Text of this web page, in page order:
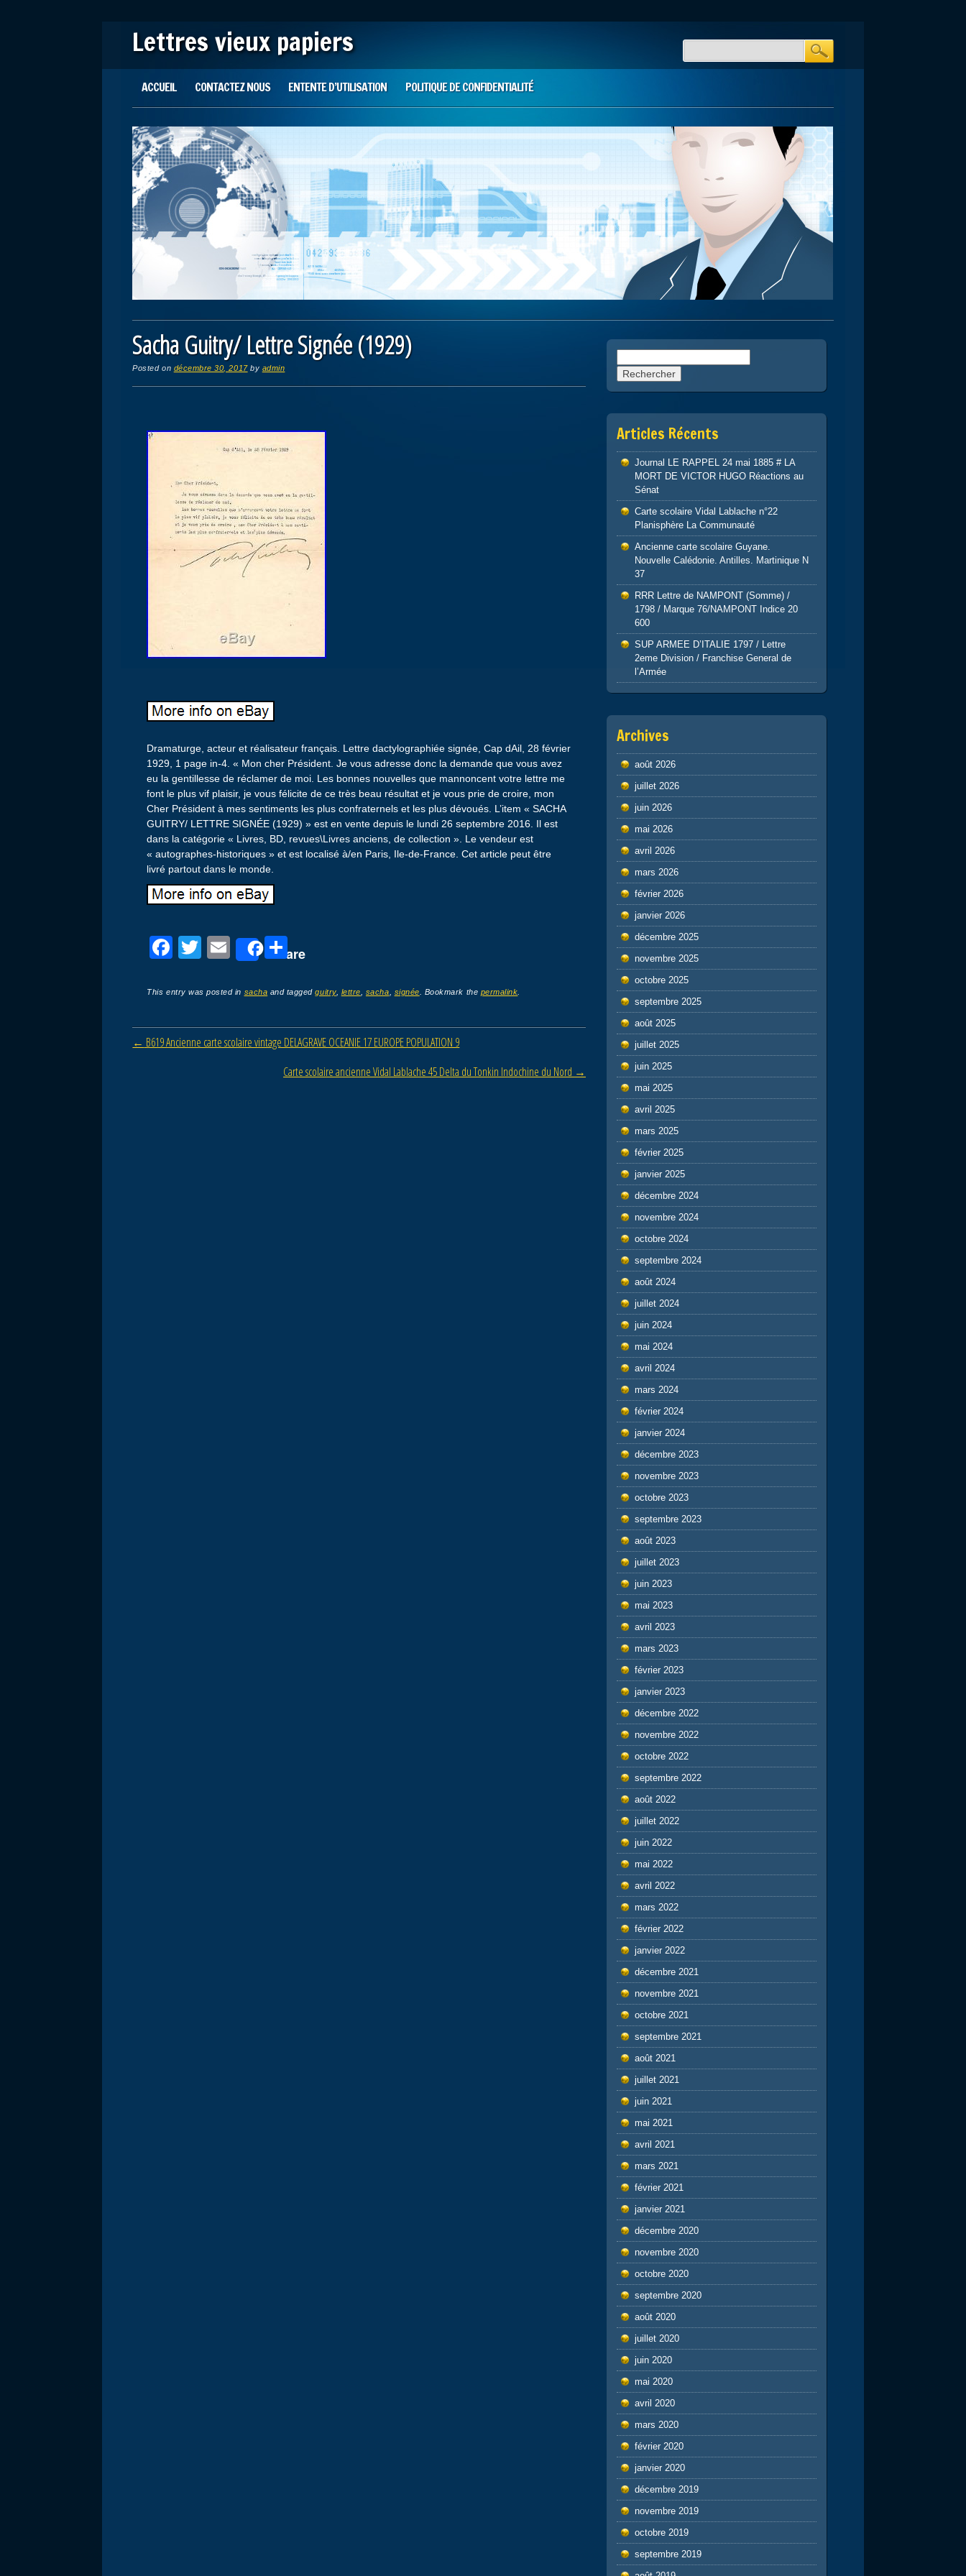
Lettres vieux papiers
Main menu
ACCUEIL CONTACTEZ NOUS ENTENTE D’UTILISATION POLITIQUE DE CONFIDENTIALITÉ
Sacha Guitry/ Lettre Signée (1929)
Posted on décembre 30, 2017 by admin
Dramaturge, acteur et réalisateur français. Lettre dactylographiée signée, Cap dAil, 28 février
1929, 1 page in-4. « Mon cher Président. Je vous adresse donc la demande que vous avez
eu la gentillesse de réclamer de moi. Les bonnes nouvelles que mannoncent votre lettre me
font le plus vif plaisir, je vous félicite de ce très beau résultat et je vous prie de croire, mon
Cher Président à mes sentiments les plus confraternels et les plus dévoués. L’item « SACHA
GUITRY/ LETTRE SIGNÉE (1929) » est en vente depuis le lundi 26 septembre 2016. Il est
dans la catégorie « Livres, BD, revues\Livres anciens, de collection ». Le vendeur est
« autographes-historiques » et est localisé à/en Paris, Ile-de-France. Cet article peut être
livré partout dans le monde.
F
c
b
T
tt
E
ail
Share
P
ta
er
This entry was posted in sacha and taggedguitry, lettre sacha signée . Bookmark the permalink
Post navigation
← B619 Ancienne carte scolaire vintage DELAGRAVE OCEANIE 17 EUROPE POPULATION 9
Carte scolaire ancienne Vidal Lablache 45 Delta du Tonkin Indochine du Nord →
Articles Récents
Journal LE RAPPEL 24 mai 1885 # LA
MORT DE VICTOR HUGO Réactions au
Sénat
Carte scolaire Vidal Lablache n°22
Planisphère La Communauté
Ancienne carte scolaire Guyane.
Nouvelle Calédonie. Antilles. Martinique N
37
RRR Lettre de NAMPONT (Somme) /
1798 / Marque 76/NAMPONT Indice 20
600
SUP ARMEE D’ITALIE 1797 / Lettre
2eme Division / Franchise General de
l’Armée
Archives
août 2026
juillet 2026
juin 2026
mai 2026
avril 2026
mars 2026
février 2026
janvier 2026
décembre 2025
novembre 2025
octobre 2025
septembre 2025
août 2025
juillet 2025
juin 2025
mai 2025
avril 2025
mars 2025
février 2025
janvier 2025
décembre 2024
novembre 2024
octobre 2024
septembre 2024
août 2024
juillet 2024
juin 2024
mai 2024
avril 2024
mars 2024
février 2024
janvier 2024
décembre 2023
novembre 2023
octobre 2023
septembre 2023
août 2023
juillet 2023
juin 2023
mai 2023
avril 2023
mars 2023
février 2023
janvier 2023
décembre 2022
novembre 2022
octobre 2022
septembre 2022
août 2022
juillet 2022
juin 2022
mai 2022
avril 2022
mars 2022
février 2022
janvier 2022
décembre 2021
novembre 2021
octobre 2021
septembre 2021
août 2021
juillet 2021
juin 2021
mai 2021
avril 2021
mars 2021
février 2021
janvier 2021
décembre 2020
novembre 2020
octobre 2020
septembre 2020
août 2020
juillet 2020
juin 2020
mai 2020
avril 2020
mars 2020
février 2020
janvier 2020
décembre 2019
novembre 2019
octobre 2019
septembre 2019